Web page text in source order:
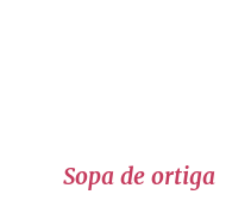
Sopa de ortiga